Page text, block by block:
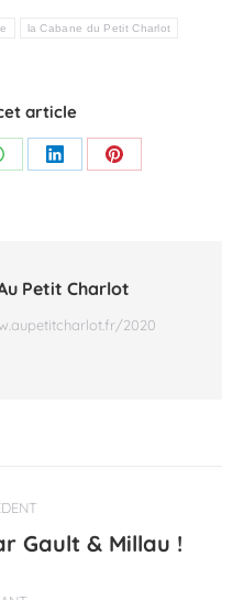
la Cabane du Petit Charlot
article
PartagerPartager
Petit Charlot
2020
Gault & Millau !